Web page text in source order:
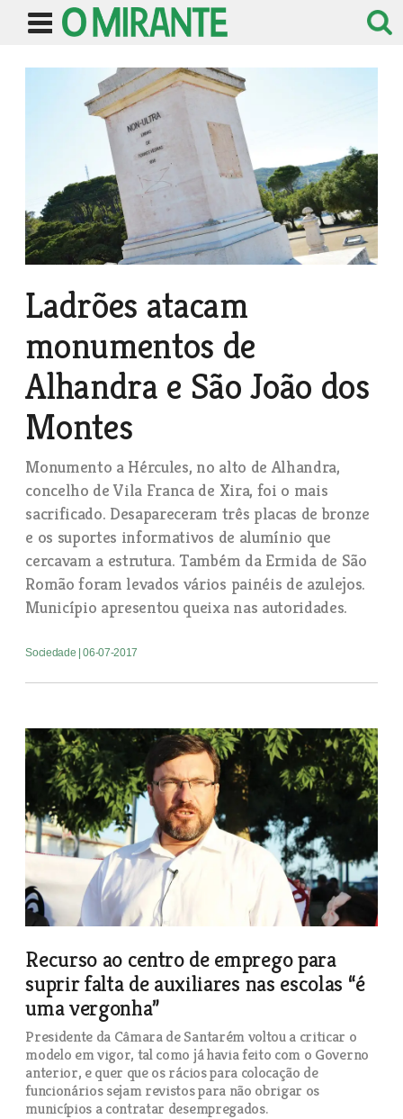
Ladrões atacam
monumentos de
Alhandra e São João dos
Montes
Monumento a Hércules, no alto de Alhandra,
concelho de Vila Franca de Xira, foi o mais
sacrificado. Desapareceram três placas de bronze
e os suportes informativos de alumínio que
cercavam a estrutura. Também da Ermida de São
Romão foram levados vários painéis de azulejos.
Município apresentou queixa nas autoridades.
Sociedade | 06-07-2017
Recurso ao centro de emprego para
suprir falta de auxiliares nas escolas “é
uma vergonha”
Presidente da Câmara de Santarém voltou a criticar o
modelo em vigor, tal como já havia feito com o Governo
anterior, e quer que os rácios para colocação de
funcionários sejam revistos para não obrigar os
municípios a contratar desempregados.